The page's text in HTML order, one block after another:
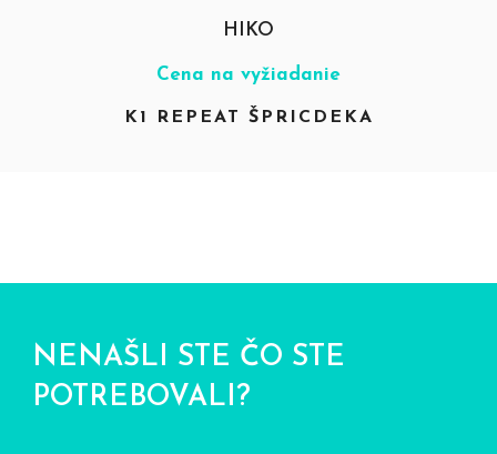
HIKO
Cena na vyžiadanie
K1 REPEAT ŠPRICDEKA
NENAŠLI STE ČO STE
POTREBOVALI?